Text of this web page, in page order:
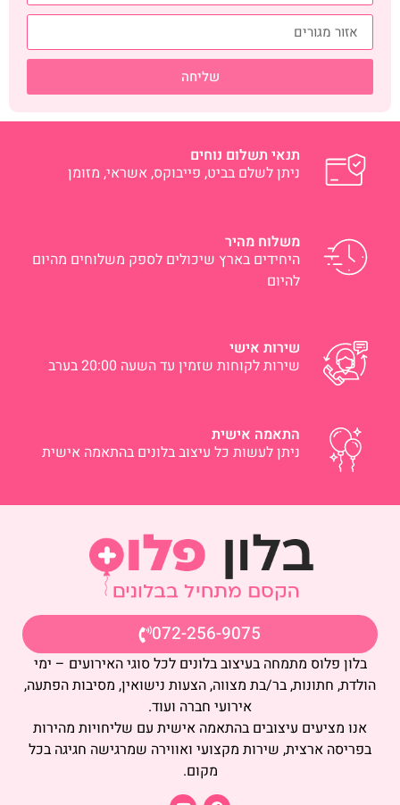
שליחה
תנאי תשלום נוחים
ניתן לשלם בביט, פייבוקס, אשראי, מזומן
משלוח מהיר
היחידים בארץ שיכולים לספק משלוחים מהיום
להיום
שירות אישי
שירות לקוחות שזמין עד השעה 20:00 בערב
התאמה אישית
ניתן לעשות כל עיצוב בלונים בהתאמה אישית
072-256-9075
בלון פלוס מתמחה בעיצוב בלונים לכל סוגי האירועים – ימי
הולדת, חתונות, בר/בת מצווה, הצעות נישואין, מסיבות הפתעה,
אירועי חברה ועוד.
אנו מציעים עיצובים בהתאמה אישית עם שליחויות מהירות
בפריסה ארצית, שירות מקצועי ואווירה שמרגישה חגיגה בכל
מקום.